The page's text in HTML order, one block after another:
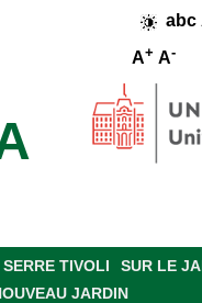
abc
A+ A-
SERRE TIVOLI
SUR LE
JARDIN